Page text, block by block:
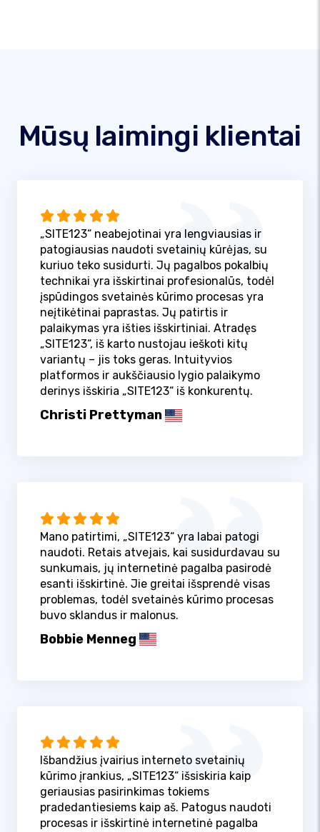
Mūsų laimingi klientai
„SITE123“ neabejotinai yra lengviausias ir
patogiausias naudoti svetainių kūrėjas, su
kuriuo teko susidurti. Jų pagalbos pokalbių
technikai yra išskirtinai profesionalūs, todėl
įspūdingos svetainės kūrimo procesas yra
neįtikėtinai paprastas. Jų patirtis ir
palaikymas yra išties išskirtiniai. Atradęs
„SITE123“, iš karto nustojau ieškoti kitų
variantų – jis toks geras. Intuityvios
platformos ir aukščiausio lygio palaikymo
derinys išskiria „SITE123“ iš konkurentų.
Christi Prettyman
Mano patirtimi, „SITE123“ yra labai patogi
naudoti. Retais atvejais, kai susidurdavau su
sunkumais, jų internetinė pagalba pasirodė
esanti išskirtinė. Jie greitai išsprendė visas
problemas, todėl svetainės kūrimo procesas
buvo sklandus ir malonus.
Bobbie Menneg
Išbandžius įvairius interneto svetainių
kūrimo įrankius, „SITE123“ išsiskiria kaip
geriausias pasirinkimas tokiems
pradedantiesiems kaip aš. Patogus naudoti
procesas ir išskirtinė internetinė pagalba